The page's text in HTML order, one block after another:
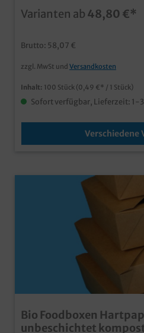
oder Zuckerguss durch 300g
was"auch individuell
Varianten ab 48,80 €*
Brutto: 58,07 €
zzgl. MwSt und Versandkosten
Inhalt: 100 Stück (0,49 €* / 1 Stück)
Sofort verfügbar, Lieferzeit: 1-3
Verschiedene
Bio Foodboxen
unbeschichtet